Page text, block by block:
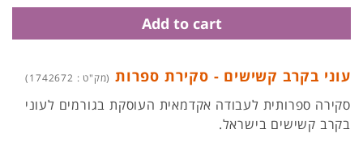
עוני בקרב קשישים - סקירת ספרות (מק"ט : 1742672)
סקירה ספרותית לעבודה אקדמאית העוסקת בגורמים לעוני
בקרב קשישים בישראל.
Add to cart